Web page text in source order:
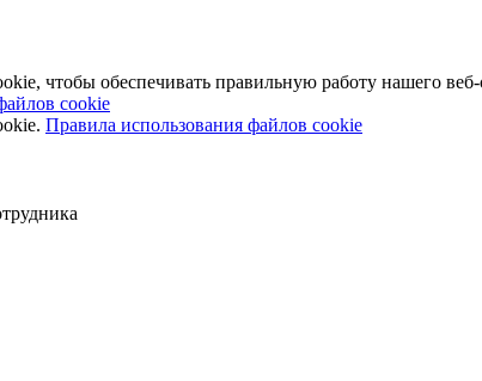
чтобы обеспечивать правильную работу нашего веб-
cookie
Правила использования файлов cookie